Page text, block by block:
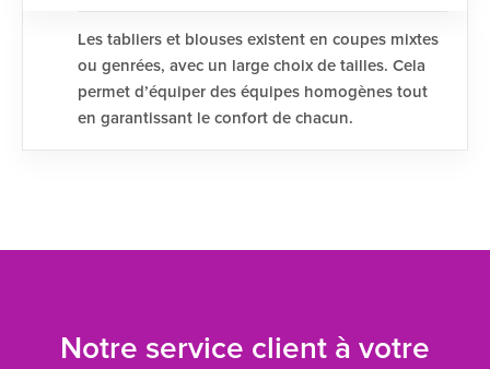
Les tabliers et blouses existent en coupes mixtes
ou genrées, avec un large choix de tailles. Cela
permet d’équiper des équipes homogènes tout
en garantissant le confort de chacun.
Notre service client à votre